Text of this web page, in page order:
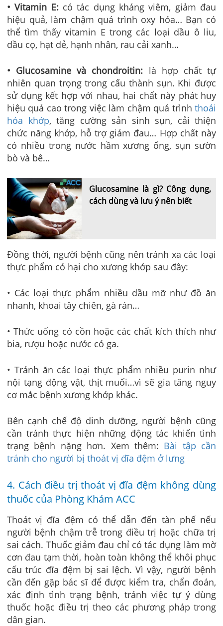
• Vitamin E: có tác dụng kháng viêm, giảm đau
hiệu quả, làm chậm quá trình oxy hóa… Bạn có
thể tìm thấy vitamin E trong các loại dầu ô liu,
dầu cọ, hạt dẻ, hạnh nhân, rau cải xanh…
• Glucosamine và chondroitin: là hợp chất tự
nhiên quan trọng trong cấu thành sụn. Khi được
sử dụng kết hợp với nhau, hai chất này phát huy
hiệu quả cao trong việc làm chậm quá trình thoái
hóa khớp, tăng cường sản sinh sụn, cải thiện
chức năng khớp, hỗ trợ giảm đau… Hợp chất này
có nhiều trong nước hầm xương ống, sụn sườn
bò và bê…
Glucosamine là gì? Công dụng,
cách dùng và lưu ý nên biết
Đồng thời, người bệnh cũng nên tránh xa các loại
thực phẩm có hại cho xương khớp sau đây:
• Các loại thực phẩm nhiều dầu mỡ như đồ ăn
nhanh, khoai tây chiên, gà rán…
• Thức uống có cồn hoặc các chất kích thích như
bia, rượu hoặc nước có ga.
• Tránh ăn các loại thực phẩm nhiều purin như
nội tạng động vật, thịt muối…vì sẽ gia tăng nguy
cơ mắc bệnh xương khớp khác.
Bên cạnh chế độ dinh dưỡng, người bệnh cũng
cần tránh thực hiện những động tác khiến tình
trạng bệnh nặng hơn. Xem thêm: Bài tập cần
tránh cho người bị thoát vị đĩa đệm ở lưng
4. Cách điều trị thoát vị đĩa đệm không dùng
thuốc của Phòng Khám ACC
Thoát vị đĩa đệm có thể dẫn đến tàn phế nếu
người bệnh chậm trễ trong điều trị hoặc chữa trị
sai cách. Thuốc giảm đau chỉ có tác dụng làm mờ
cơn đau tạm thời, hoàn toàn không thể khôi phục
cấu trúc đĩa đệm bị sai lệch. Vì vậy, người bệnh
cần đến gặp bác sĩ để được kiểm tra, chẩn đoán,
xác định tình trạng bệnh, tránh việc tự ý dùng
thuốc hoặc điều trị theo các phương pháp trong
dân gian.